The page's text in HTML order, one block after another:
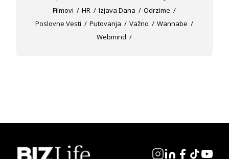
Filmovi
HR Izjava Dana
Odrzime
Poslovne Vesti
Putovanja Važno
Wannabe
Webmind